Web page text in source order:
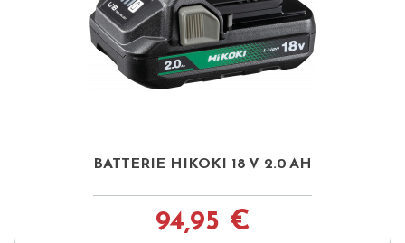
BATTERIE HIKOKI 18 V 2.0 AH
94,95 €